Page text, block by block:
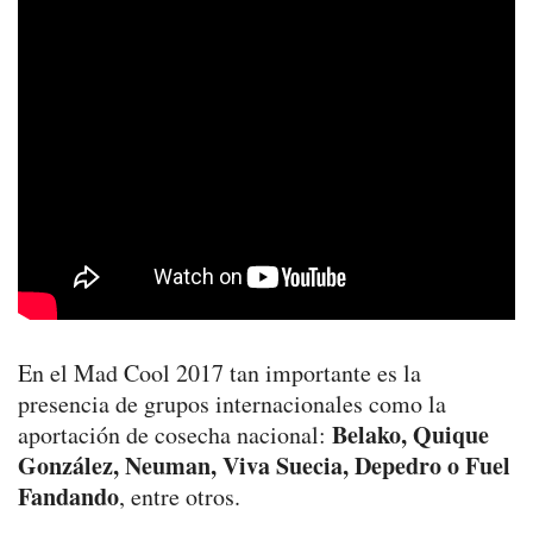
En el Mad Cool 2017 tan importante es la
presencia de grupos internacionales como la
aportación de cosecha nacional: Belako, Quique
González, Neuman, Viva Suecia, Depedro o Fuel
Fandando, entre otros.